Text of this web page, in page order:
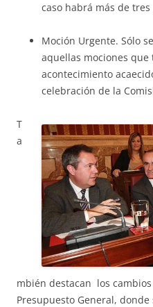
caso habrá más de
Moción Urgente. Sólo
aquellas mociones que
acontecimiento
celebración de la
T
a
mbién destacan los
Presupuesto General,